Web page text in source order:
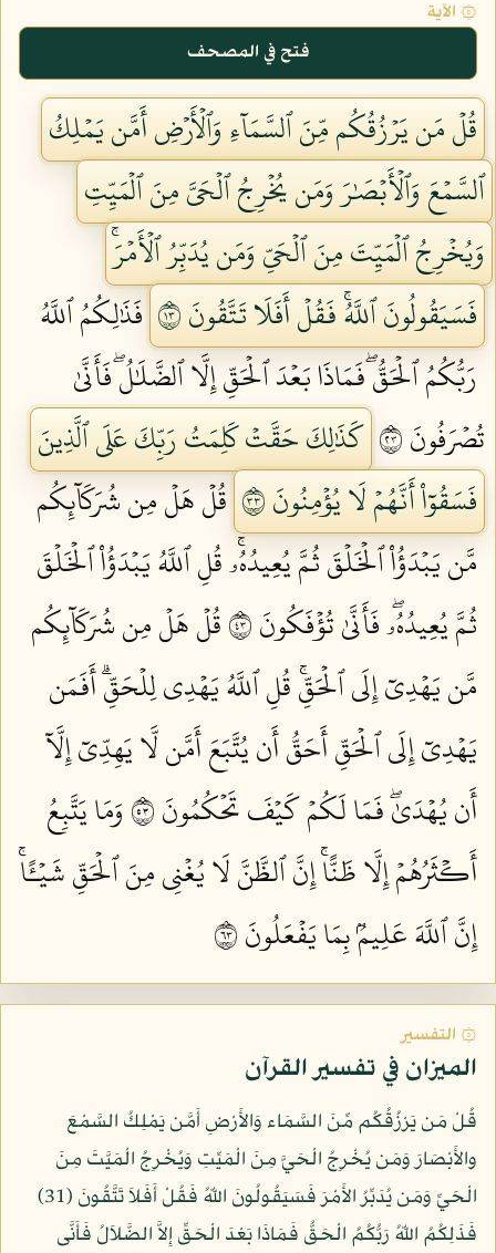
۞ الآية
فتح في المصحف
قُلۡ مَن يَرۡزُقُكُم مِّنَ ٱلسَّمَآءِ وَٱلۡأَرۡضِ أَمَّن يَمۡلِكُ
ٱلسَّمۡعَ وَٱلۡأَبۡصَٰرَ وَمَن يُخۡرِجُ ٱلۡحَيَّ مِنَ ٱلۡمَيِّتِ
وَيُخۡرِجُ ٱلۡمَيِّتَ مِنَ ٱلۡحَيِّ وَمَن يُدَبِّرُ ٱلۡأَمۡرَۚ
فَسَيَقُولُونَ ٱللَّهُۚ فَقُلۡ أَفَلَا تَتَّقُونَ ٣١
فَذَٰلِكُمُ ٱللَّهُ
رَبُّكُمُ ٱلۡحَقُّۖ فَمَاذَا بَعۡدَ ٱلۡحَقِّ إِلَّا ٱلضَّلَٰلُۖ فَأَنَّىٰ
تُصۡرَفُونَ ٣٢
كَذَٰلِكَ حَقَّتۡ كَلِمَتُ رَبِّكَ عَلَى ٱلَّذِينَ
فَسَقُوٓاْ أَنَّهُمۡ لَا يُؤۡمِنُونَ ٣٣
قُلۡ هَلۡ مِن شُرَكَآئِكُم
مَّن يَبۡدَؤُاْ ٱلۡخَلۡقَ ثُمَّ يُعِيدُهُۥۚ قُلِ ٱللَّهُ يَبۡدَؤُاْ ٱلۡخَلۡقَ
ثُمَّ يُعِيدُهُۥۖ فَأَنَّىٰ تُؤۡفَكُونَ ٣٤
قُلۡ هَلۡ مِن شُرَكَآئِكُم
مَّن يَهۡدِيٓ إِلَى ٱلۡحَقِّۚ قُلِ ٱللَّهُ يَهۡدِي لِلۡحَقِّۗ أَفَمَن
يَهۡدِيٓ إِلَى ٱلۡحَقِّ أَحَقُّ أَن يُتَّبَعَ أَمَّن لَّا يَهِدِّيٓ إِلَّآ
أَن يُهۡدَىٰۖ فَمَا لَكُمۡ كَيۡفَ تَحۡكُمُونَ ٣٥
وَمَا يَتَّبِعُ
أَكۡثَرُهُمۡ إِلَّا ظَنًّاۚ إِنَّ ٱلظَّنَّ لَا يُغۡنِي مِنَ ٱلۡحَقِّ شَيۡـًٔاۚ
إِنَّ ٱللَّهَ عَلِيمُۢ بِمَا يَفۡعَلُونَ ٣٦
۞ التفسير
الميزان في تفسير القرآن
قُلْ مَن يَرْزُقُكُم مِّنَ السَّمَاء وَالأَرْضِ أَمَّن يَمْلِكُ السَّمْعَ
والأَبْصَارَ وَمَن يُخْرِجُ الْحَيَّ مِنَ الْمَيِّتِ وَيُخْرِجُ الْمَيَّتَ مِنَ
الْحَيِّ وَمَن يُدَبِّرُ الأَمْرَ فَسَيَقُولُونَ اللّهُ فَقُلْ أَفَلاَ تَتَّقُونَ (31)
فَذَلِكُمُ اللّهُ رَبُّكُمُ الْحَقُّ فَمَاذَا بَعْدَ الْحَقِّ إِلاَّ الضَّلاَلُ فَأَنَّى